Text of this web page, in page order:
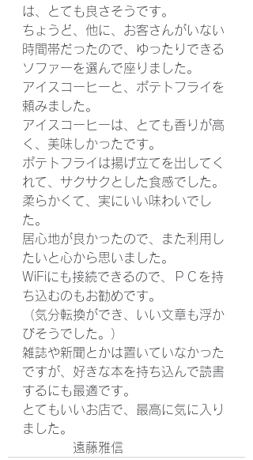
は、とても良さそうです。
ちょうど、他に、お客さんがいない
時間帯だったので、ゆったりできる
ソファーを選んで座りました。
アイスコーヒーと、ポテトフライを
頼みました。
アイスコーヒーは、とても香りが高
く、美味しかったです。
ポテトフライは揚げ立てを出してく
れて、サクサクとした食感でした。
柔らかくて、実にいい味わいでし
た。
居心地が良かったので、また利用し
たいと心から思いました。
WiFiにも接続できるので、ＰＣを持
ち込むのもお勧めです。
（気分転換ができ、いい文章も浮か
びそうでした。）
雑誌や新聞とかは置いていなかった
ですが、好きな本を持ち込んで読書
するにも最適です。
とてもいいお店で、最高に気に入り
ました。
遠藤雅信